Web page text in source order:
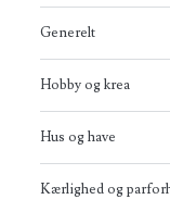
Generelt
Hobby og krea
Hus og have
Kærlighed og